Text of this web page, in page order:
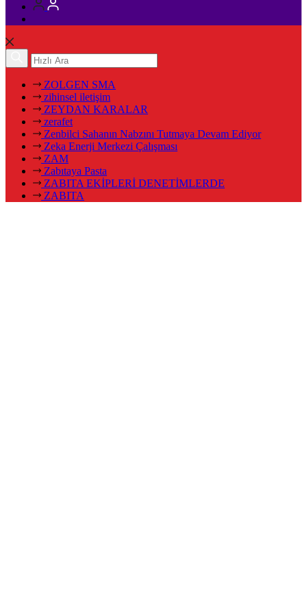
ZOLGEN SMA
zihinsel iletişim
ZEYDAN KARALAR
zerafet
Zenbilci Sahanın Nabzını Tutmaya Devam Ediyor
Zeka Enerji Merkezi Çalışması
ZAM
Zabıtaya Pasta
ZABITA EKİPLERİ DENETİMLERDE
ZABITA